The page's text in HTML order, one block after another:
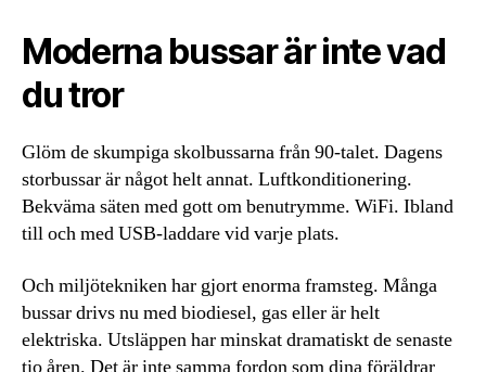
Moderna bussar är inte vad
du tror
Glöm de skumpiga skolbussarna från 90-talet. Dagens
storbussar är något helt annat. Luftkonditionering.
Bekväma säten med gott om benutrymme. WiFi. Ibland
till och med USB-laddare vid varje plats.
Och miljötekniken har gjort enorma framsteg. Många
bussar drivs nu med biodiesel, gas eller är helt
elektriska. Utsläppen har minskat dramatiskt de senaste